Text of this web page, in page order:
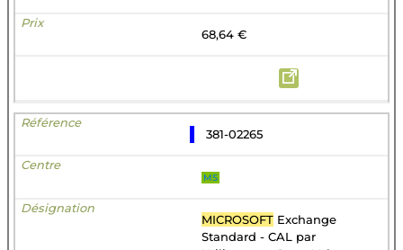
68,64 €
381-02265
MS
MICROSOFT Exchange
Standard - CAL par